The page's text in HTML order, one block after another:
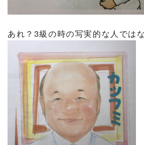
あれ？3級の時の写実的な人では